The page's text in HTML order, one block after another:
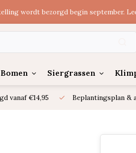
wordt bezorgd begin september.
Bomen Siergrassen
vanaf €14,95 Beplantingsplan &